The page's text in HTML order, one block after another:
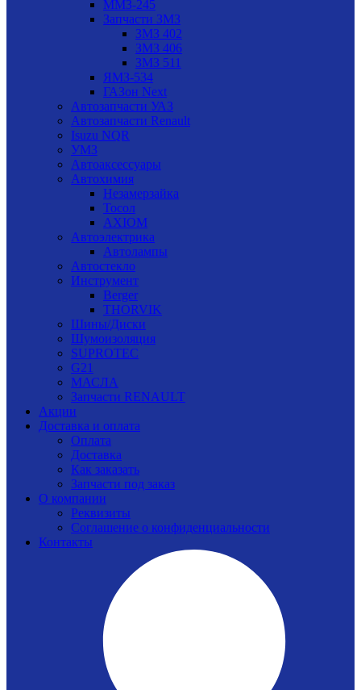
ММЗ-245
Запчасти ЗМЗ
ЗМЗ 402
ЗМЗ 406
ЗМЗ 511
ЯМЗ-534
ГАЗон Next
Автозапчасти УАЗ
Автозапчасти Renault
Isuzu NQR
УМЗ
Автоаксессуары
Автохимия
Незамерзайка
Тосол
AXIOM
Автоэлектрика
Автолампы
Автостекло
Инструмент
Berger
THORVIK
Шины/Диски
Шумоизоляция
SUPROTEC
G21
МАСЛА
Запчасти RENAULT
Акции
Доставка и оплата
Оплата
Доставка
Как заказать
Запчасти под заказ
О компании
Реквизиты
Соглашение о конфиденциальности
Контакты